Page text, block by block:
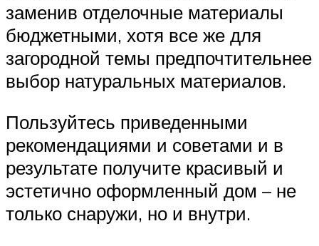
заменив отделочные материалы
бюджетными, хотя все же для
загородной темы предпочтительнее
выбор натуральных материалов.
Пользуйтесь приведенными
рекомендациями и советами и в
результате получите красивый и
эстетично оформленный дом – не
только снаружи, но и внутри.